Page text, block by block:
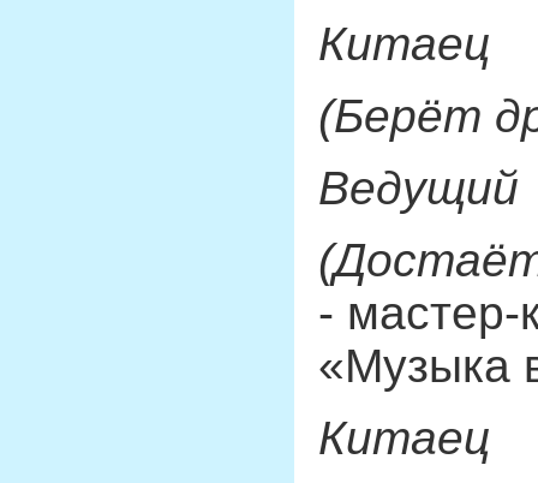
Китаец
(Берёт
Ведущий
- мастер-
«Музыка
Китаец